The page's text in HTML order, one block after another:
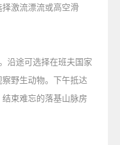
激流漂流或高空滑
沿途可选择在班夫国家
野生动物。下午抵达
束难忘的落基山脉房